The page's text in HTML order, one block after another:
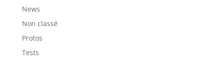
News
Non classé
Protos
Tests